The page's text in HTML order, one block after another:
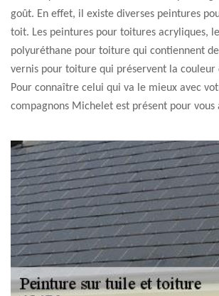
goût. En effet, il existe diverses peintures
toit. Les peintures pour toitures acryliques,
polyuréthane pour toiture qui contiennent
vernis pour toiture qui préservent la
Pour connaître celui qui va le mieux avec
compagnons Michelet est présent pour vous